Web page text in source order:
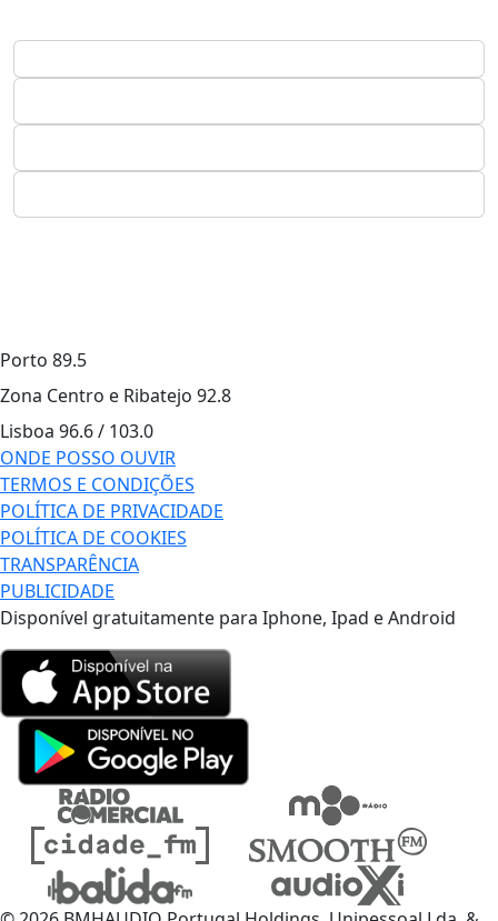
Porto 89.5
Zona Centro e Ribatejo 92.8
Lisboa 96.6 / 103.0
ONDE POSSO OUVIR
TERMOS E CONDIÇÕES
POLÍTICA DE PRIVACIDADE
POLÍTICA DE COOKIES
TRANSPARÊNCIA
PUBLICIDADE
Disponível gratuitamente para Iphone, Ipad e Android